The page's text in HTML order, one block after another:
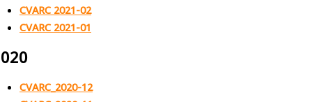
CVARC 2021-02
CVARC 2021-01
CVARC_2020-12